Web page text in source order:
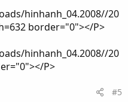
hinhanh_04.2008//20
border="0"></P>
hinhanh_04.2008//20
P>
#5